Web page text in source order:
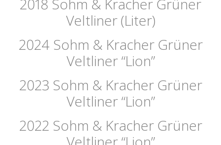
2018 Sohm & Kracher Grüner
Veltliner (Liter)
2024 Sohm & Kracher Grüner
Veltliner “Lion”
2023 Sohm & Kracher Grüner
Veltliner “Lion”
2022 Sohm & Kracher Grüner